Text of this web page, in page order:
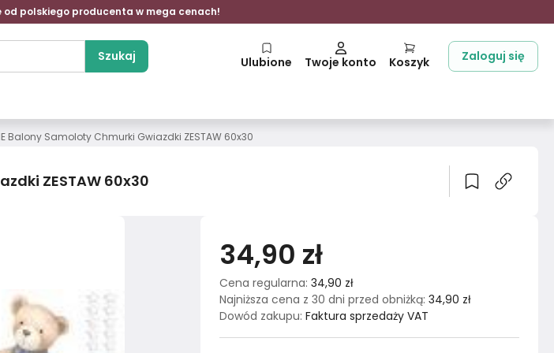
od polskiego producenta w mega cenach!
Szukaj Ulubione Twoje konto Koszyk Zaloguj się
Balony Samoloty Chmurki Gwiazdki ZESTAW 60x30
ZESTAW 60x30
34,90 zł
Cena regularna: 34,90 zł
Najniższa cena z 30 dni przed obniżką: 34,90 zł
Dowód zakupu: Faktura sprzedaży VAT